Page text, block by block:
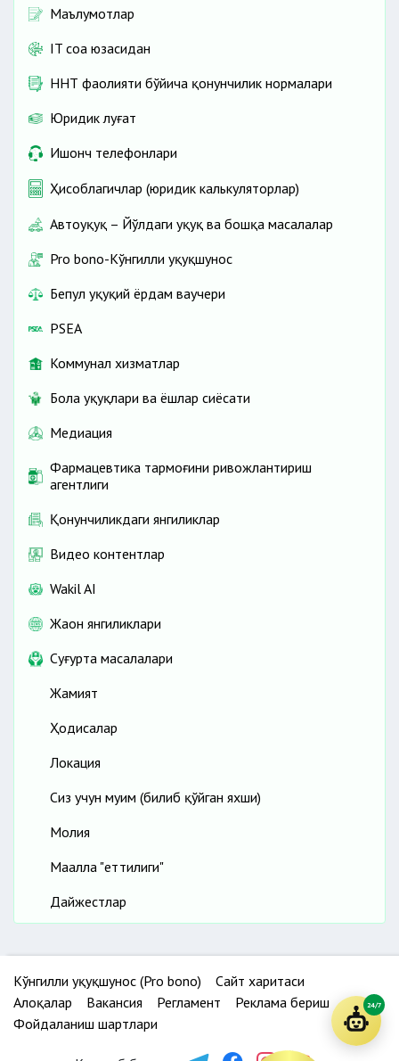
Маълумотлар
IT соҳа юзасидан
ННТ фаолияти бўйича қонунчилик нормалари
Юридик луғат
Ишонч телефонлари
Ҳисоблагичлар (юридик калькуляторлар)
Автоҳуқуқ – Йўлдаги ҳуқуқ ва бошқа масалалар
Pro bono-Кўнгилли ҳуқуқшунос
Бепул ҳуқуқий ёрдам ваучери
PSEA
Коммунал хизматлар
Бола ҳуқуқлари ва ёшлар сиёсати
Медиация
Фармацевтика тармоғини ривожлантириш
агентлиги
Қонунчиликдаги янгиликлар
Видео контентлар
Wakil AI
Жаҳон янгиликлари
Cуғурта масалалари
Жамият
Ҳодисалар
Локация
Сиз учун муҳим (билиб қўйган яхши)
Молия
Маҳалла "еттилиги"
Дайжестлар
Кўнгилли ҳуқуқшунос (Pro bono)
Сайт харитаси
Алоқалар
Вакансия Регламент
Реклама бериш
Фойдаланиш шартлари
24/7